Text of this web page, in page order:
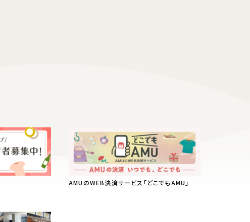
AMUのWEB決済サービス「どこでもAMU」